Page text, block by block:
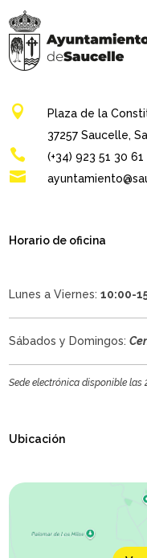

Plaza de la
37257 Saucelle,
 (+34) 923 51 30 61

Horario de oficina
Lunes a Viernes:10:00-
Sábados y Domingos:
Sede electrónica disponible las
Ubicación